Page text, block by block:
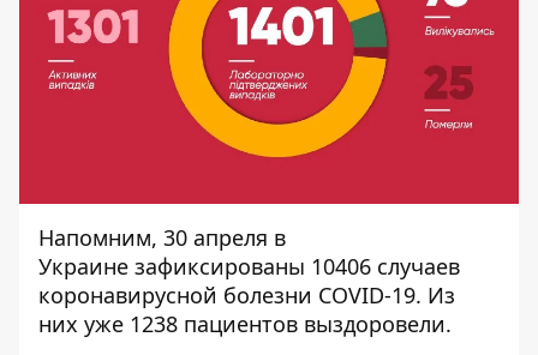
Напомним, 30 апреля в
Украине зафиксированы 10406 ​​случаев
коронавирусной болезни COVID-19. Из
них уже 1238 пациентов выздоровели.